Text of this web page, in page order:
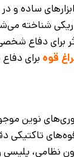
ساده و
شناخته
دفاع شخصی
قوه برای
نوین
تاکتیکی
نظامی،